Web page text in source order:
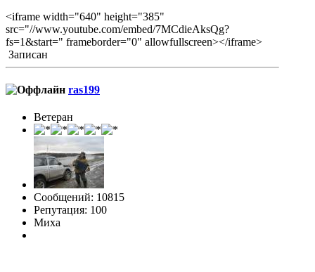
<iframe width="640" height="385"
src="//www.youtube.com/embed/7MCdieAksQg?
fs=1&start=" frameborder="0" allowfullscreen></iframe>
Записан
ras199
Ветеран
Сообщений: 10815
Репутация: 100
Миха